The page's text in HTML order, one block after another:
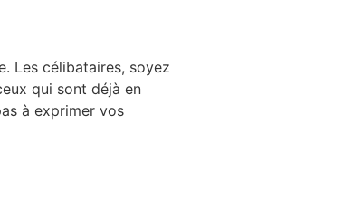
Les célibataires, soyez
qui sont déjà en
à exprimer vos